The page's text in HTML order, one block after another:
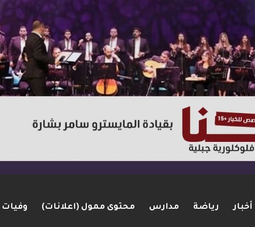
أخبار رياضة مدارس محتوى ممول (اعلانات) وفيات